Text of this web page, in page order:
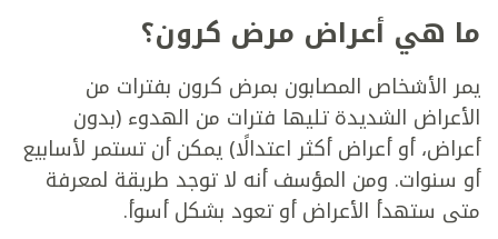
ما هي أعراض مرض كرون؟
يمر الأشخاص المصابون بمرض كرون بفترات من
الأعراض الشديدة تليها فترات من الهدوء (بدون
أعراض، أو أعراض أكثر اعتدالًا) يمكن أن تستمر لأسابيع
أو سنوات. ومن المؤسف أنه لا توجد طريقة لمعرفة
متى ستهدأ الأعراض أو تعود بشكل أسوأ.